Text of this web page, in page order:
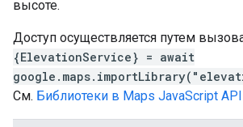
высоте.
Доступ осуществляется путем
{ElevationService} = await
См. Библиотеки в Maps JavaScript API